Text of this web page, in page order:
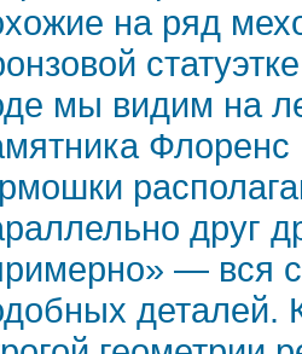
на ряд
мы видим на
друг
— вся
деталей.